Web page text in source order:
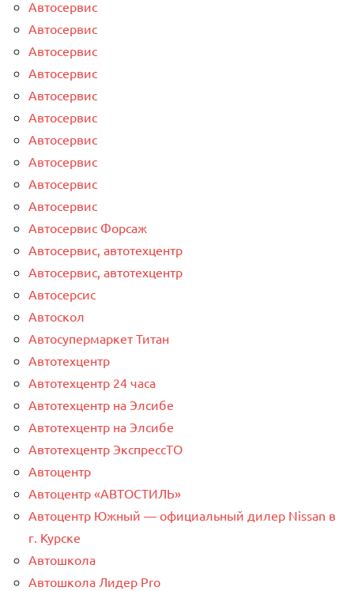
Автосервис
Автосервис
Автосервис
Автосервис
Автосервис
Автосервис
Автосервис
Автосервис
Автосервис
Автосервис
Автосервис Форсаж
Автосервис, автотехцентр
Автосервис, автотехцентр
Автосерсис
Автоскол
Автосупермаркет Титан
Автотехцентр
Автотехцентр 24 часа
Автотехцентр на Элсибе
Автотехцентр на Элсибе
Автотехцентр ЭкспрессТО
Автоцентр
Автоцентр «АВТОСТИЛЬ»
Автоцентр Южный — официальный дилер Nissan в
г. Курске
Автошкола
Автошкола Лидер Pro